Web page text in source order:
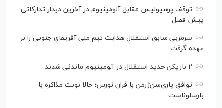
توقف پرسپولیس مقابل آلومینیوم در آخرین دیدار تدارکاتی
پیش فصل
سرمربی سابق استقلال هدایت تیم ملی آفریقای جنوبی را بر
عهده گرفت
۲ بازیکن جدید استقلال در آلومینیوم ماندنی شدند
توافق پاری‌سن‌ژرمن با فران تورس؛ حالا نوبت مذاکره با
بارسلوناست